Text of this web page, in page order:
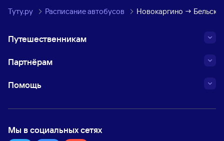
Туту.ру Расписание автобусов Новокаргино → Бельск,
Путешественникам
Партнёрам
Помощь
Мы в социальных сетях